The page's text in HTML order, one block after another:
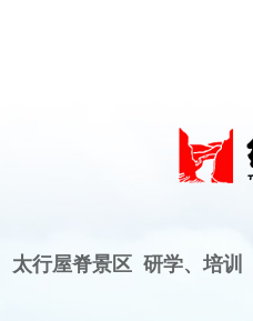
太行屋脊景区 研学、培训